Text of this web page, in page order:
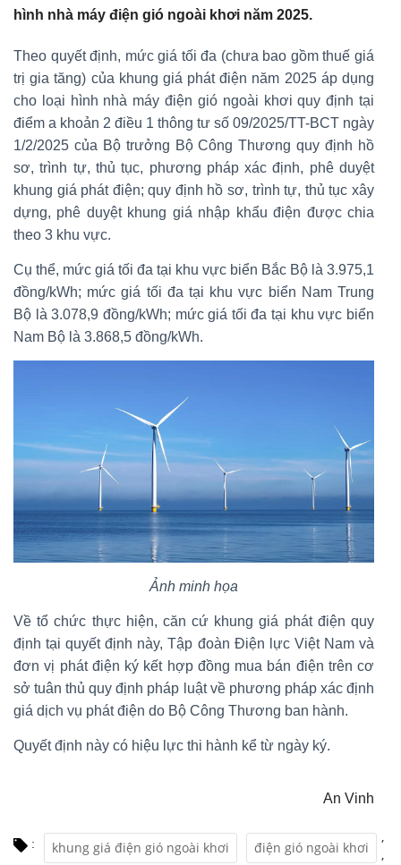
hình nhà máy điện gió ngoài khơi năm 2025.
Theo quyết định, mức giá tối đa (chưa bao gồm thuế giá
trị gia tăng) của khung giá phát điện năm 2025 áp dụng
cho loại hình nhà máy điện gió ngoài khơi quy định tại
điểm a khoản 2 điều 1 thông tư số 09/2025/TT-BCT ngày
1/2/2025 của Bộ trưởng Bộ Công Thương quy định hồ
sơ, trình tự, thủ tục, phương pháp xác định, phê duyệt
khung giá phát điện; quy định hồ sơ, trình tự, thủ tục xây
dựng, phê duyệt khung giá nhập khẩu điện được chia
theo 3 khu vực.
Cụ thể, mức giá tối đa tại khu vực biển Bắc Bộ là 3.975,1
đồng/kWh; mức giá tối đa tại khu vực biển Nam Trung
Bộ là 3.078,9 đồng/kWh; mức giá tối đa tại khu vực biển
Nam Bộ là 3.868,5 đồng/kWh.
Ảnh minh họa
Về tổ chức thực hiện, căn cứ khung giá phát điện quy
định tại quyết định này, Tập đoàn Điện lực Việt Nam và
đơn vị phát điện ký kết hợp đồng mua bán điện trên cơ
sở tuân thủ quy định pháp luật về phương pháp xác định
giá dịch vụ phát điện do Bộ Công Thương ban hành.
Quyết định này có hiệu lực thi hành kể từ ngày ký.
An Vinh
: khung giá điện gió ngoài khơi
,
điện gió ngoài khơi ,